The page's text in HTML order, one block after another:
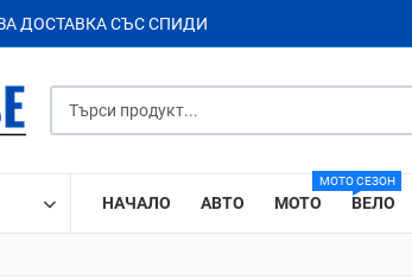
ДОСТАВКА СЪС СПИДИ
НАЧАЛО АВТО МОТО
МОТО СЕЗОН
ВЕЛО